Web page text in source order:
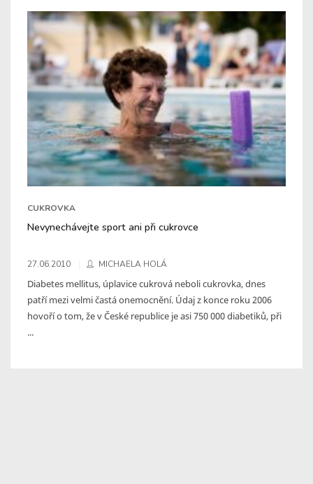
CUKROVKA
Nevynechávejte sport ani při cukrovce
27.06.2010 MICHAELA HOLÁ
Diabetes mellitus, úplavice cukrová neboli cukrovka, dnes
patří mezi velmi častá onemocnění. Údaj z konce roku 2006
hovoří o tom, že v České republice je asi 750 000 diabetiků, při
...